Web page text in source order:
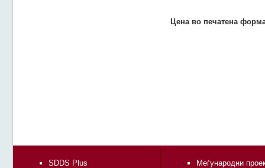
Цена во печатена
SDDS Plus
Меѓународни